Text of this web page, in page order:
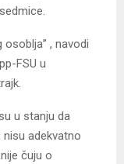
, navodi
FSU u
u stanju da
nisu adekvatno
čuju o